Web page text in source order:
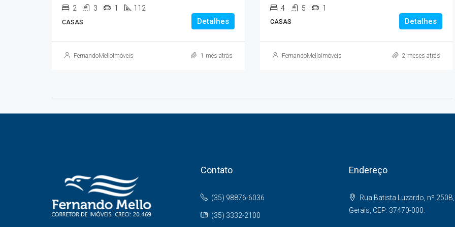
2 3 1 112
CASAS Detalhes
FernandoMelloImóveis 1 mês atrás
4 5 1
CASAS Detalhes
FernandoMelloImóveis 2 meses atrás
Contato
(35) 98876-6036
(35) 3332-2100
Endereço
Rua Batista Luzardo, nº
Gerais, CEP: 37470-000.